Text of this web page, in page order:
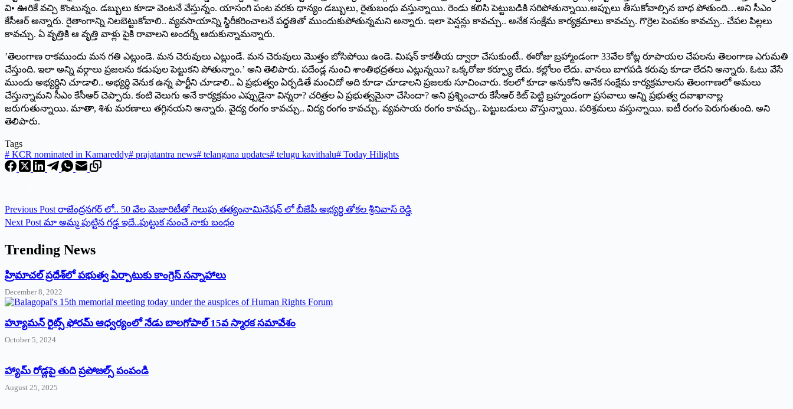
వి• ఊరికే వచ్చి కొంటున్నం. డబ్బులు కూడా వెంటనే వేస్తున్నం. యాసంగి పంట వరకు ధాన్యం డబ్బులు, రైతుబంధు వస్తున్నాయి. రెండు కలిసి పెట్టుబడికి సరిపోతున్నాయి.అప్పులు తీసుకోవాల్సిన బాధ పోతుంది…అని సీఎం
కేసీఆర్‌ అన్నారు. రైతాంగాన్ని నిలబెట్టుకోవాలి.. వ్యవసాయాన్ని స్థిరీకరించాలనే పద్ధతితో ముందుకుపోతున్నమని అన్నారు. ఇలా పెన్షన్లు కావచ్చు.. అనేక సంక్షేమ కార్యక్రమాలు కావచ్చు. గొర్రెల పెంపకం కావచ్చు.. చేపల పిల్లలు
కావచ్చు. ఏ వృత్తికి ఆ వృత్తి వాళ్లు పైకి రావాలని అందర్నీ ఆదుకున్నామన్నారు.
’తెలంగాణ రాకముందు మన గతి ఎట్లుండె. మన చెరువులు ఎట్లుండే. మన చెరువులు మొత్తం బోసిపోయి ఉండె. మిషన్‌ ‌కాకతీయ ద్వారా చేసుకుంటే.. ఈరోజు బ్రహ్మాండంగా 33వేల కోట్ల రూపాయల చేపలను తెలంగాణ ఎగుమతి
చేస్తుంది. ఇలా అన్ని వర్గాలు ప్రజలను కడుపుల పెట్టుకని పోతున్నాం.’ అని తెలిపారు. పదేండ్ల నుంచి శాంతిభద్రతలు ఎట్లున్నయి? ఒక్కరోజు కర్ఫ్యూ లేదు. కల్లోలం లేదు. వానలు బాగపడి కరువు కూడా లేదని అన్నారు. ఓటు వేసే
ముందు అభ్యర్థిని చూడాలి.. అభ్యర్థి వెనుక ఉన్న పార్టీని చూడాలి.. ఏ ప్రభుత్వం ఏర్పడితే మంచిదో అది కూడా చూడాలని ప్రజలకు సూచించారు. కలలో కూడా అనుకోని అనేక సంక్షేమ కార్యక్రమాలను తెలంగాణలో అమలు
చేస్తున్నామని సీఎం కేసీఆర్‌ ‌చెప్పారు. కంటి వెలుగు అనే కార్యక్రమం ఎప్పుడైనా విన్నరా? చరిత్రల ఏ ప్రభుత్వమైనా చేసిందా? అని ప్రశ్నించారు కేసీఆర్‌ ‌కిట్‌ ‌పెట్టి బ్రహ్మండంగా ప్రసవాలు అన్ని ప్రభుత్వ దవాఖానాల్ల
జరుగుతున్నాయి. మాతా, శిశు మరణాలు తగ్గినయని అన్నారు. వైద్య రంగం కావచ్చు.. విద్య రంగం కావచ్చు. వ్యవసాయ రంగం కావచ్చు.. పెట్టుబడులు వొస్తున్నాయి. పరిశ్రమలు వస్తున్నాయి. ఐటీ రంగం పెరుగుతుంది. అని
తెలిపారు.
Tags
# KCR nominated in Kamareddy# prajatantra news# telangana updates# telugu kavithalu# Today Hilights
Previous Post రాజేంద్రనగర్ లో.. 50 వేల మెజారిటీతో గెలుపు తత్యంనామినేషన్ లో బీజేపీ అభ్యర్థి తోకల శ్రీనివాస్ రెడ్డి
Next Post మా అమ్మ పుట్టిన గడ్డ ఇదే..పుట్టుక నుంచే నాకు బంధం
Trending News
‌హ్రిమాచల్‌ ‌ప్రదేశ్‌లో పభుత్వ ఏర్పాటుకు కాంగ్రెస్‌ ‌సన్నాహాలు
December 8, 2022
హ్యూమన్‌ రైట్స్‌ ఫోరమ్‌ ఆధ్వర్యంలో నేడు బాలగోపాల్‌ 15వ స్మారక సమావేశం
October 5, 2024
హ్యామ్‌ రోడ్లపై తుది ప్రపోజల్స్‌ పంపండి
August 25, 2025